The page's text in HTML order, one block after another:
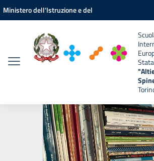
Vai ai contenuti
Vai al menu di navigazione
Vai al footer
Ministero dell'Istruzione e del